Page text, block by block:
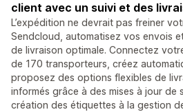
client avec un suivi et des
L’expédition ne devrait pas freiner
Sendcloud, automatisez vos envois
de livraison optimale. Connectez
de 170 transporteurs, créez
proposez des options flexibles de
informés grâce à des mises à jour de
création des étiquettes à la gestion